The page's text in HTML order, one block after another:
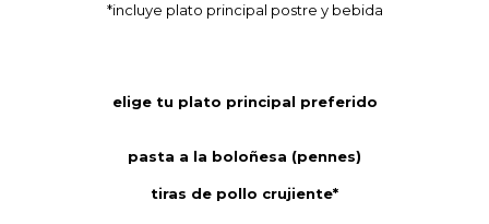
*incluye plato principal postre y bebida
elige tu plato principal preferido
pasta a la boloñesa (pennes)
tiras de pollo crujiente*